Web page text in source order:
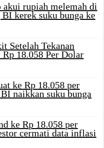
rupiah melemah di
kerek suku bunga ke
Setelah Tekanan
18.058 Per Dolar
ke Rp 18.058 per
naikkan suku bunga
ke Rp 18.058 per
cermati data inflasi